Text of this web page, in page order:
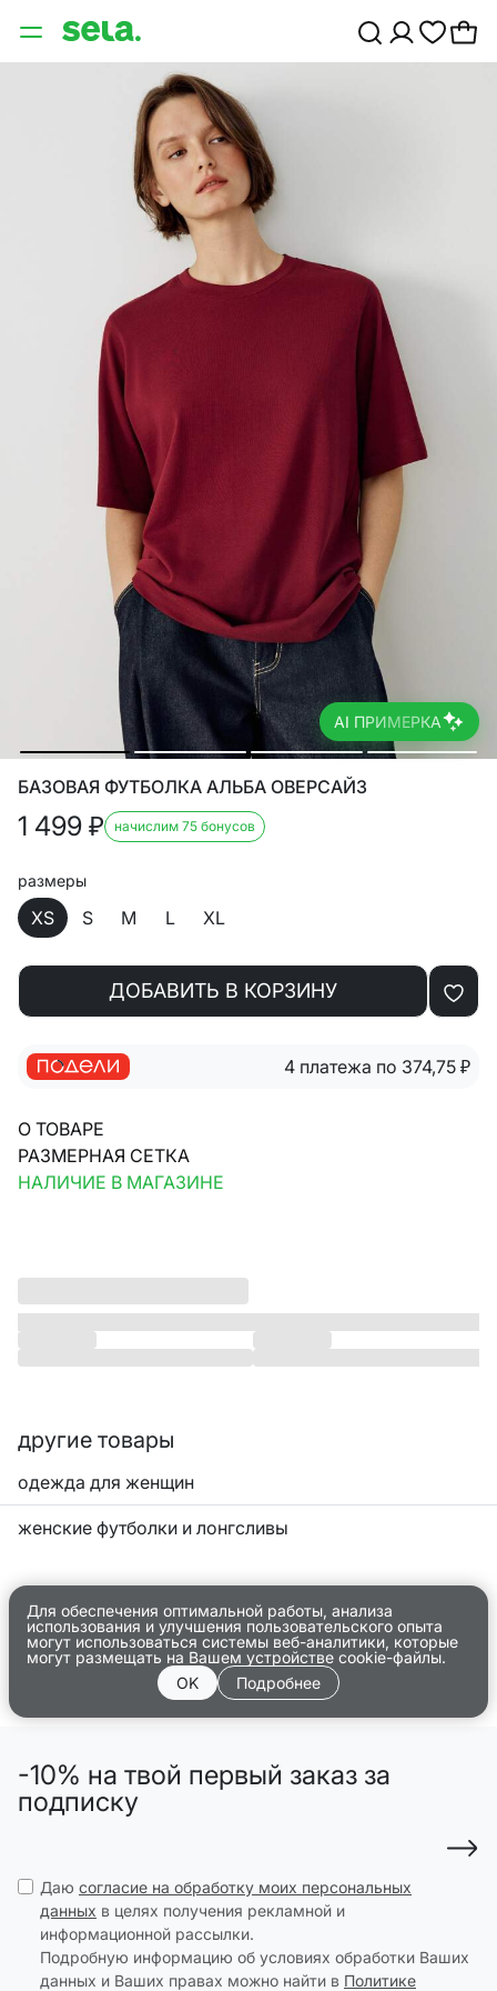
AI ПРИМЕРКА
БАЗОВАЯ ФУТБОЛКА АЛЬБА ОВЕРСАЙЗ
1 499 ₽ начислим 75 бонусов
размеры
XS S M L XL
ДОБАВИТЬ В КОРЗИНУ
4 платежа по 374,75 ₽
О ТОВАРЕ
РАЗМЕРНАЯ СЕТКА
НАЛИЧИЕ В МАГАЗИНЕ
другие товары
одежда для женщин
женские футболки и лонгсливы
Для обеспечения оптимальной работы, анализа
использования и улучшения пользовательского опыта
могут использоваться системы веб-аналитики, которые
могут размещать на Вашем устройстве cookie-файлы.
OK
Подробнее
-10% на твой первый заказ за
подписку
Даю согласие на обработку моих персональных
данных в целях получения рекламной и
информационной рассылки.
Подробную информацию об условиях обработки Ваших
данных и Ваших правах можно найти в Политике